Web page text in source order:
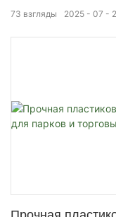
термопластичным
устойчивало к
развлечений, дворы,
2025 07
73 взгляды